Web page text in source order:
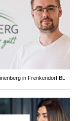
in Frenkendorf BL